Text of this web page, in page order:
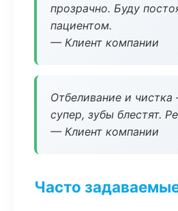
прозрачно. Буду
пациентом.
— Клиент компании
Отбеливание и чистка
супер, зубы блестят.
— Клиент компании
Часто